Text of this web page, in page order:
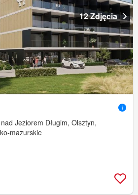
12 Zdjęcia
Jeziorem Długim, Olsztyn,
mazurskie